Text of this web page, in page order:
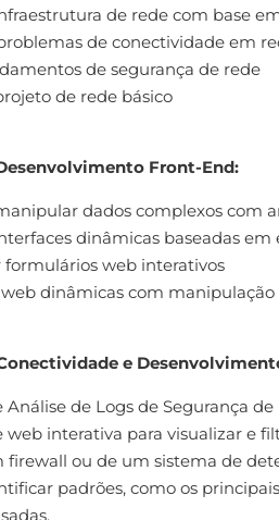
de rede com base
de conectividade em
de segurança de rede
de rede básico
Front-End:
dados complexos com
dinâmicas baseadas em
formulários web interativos
dinâmicas com manipulação
e
Análise de Logs de Segurança
web interativa para visualizar e
firewall ou de um sistema de
padrões, como os